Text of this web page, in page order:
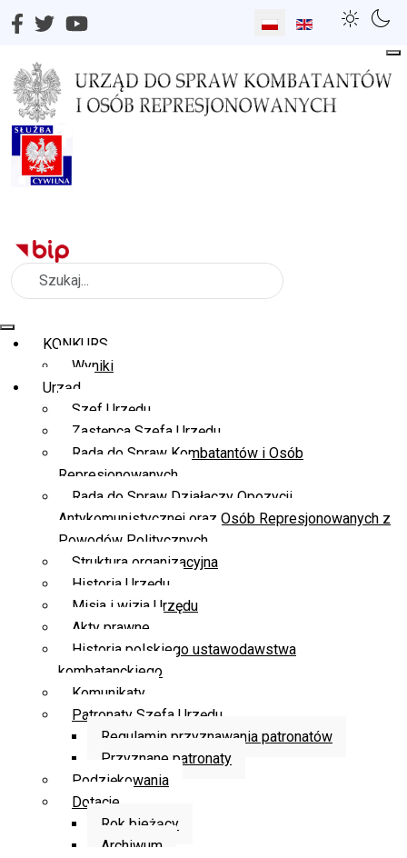
Wybierz swój język
Szukaj
KONKURS
Wyniki
Urząd
Szef Urzędu
Zastępca Szefa Urzędu
Rada do Spraw Kombatantów i Osób
Represjonowanych
Rada do Spraw Działaczy Opozycji
Antykomunistycznej oraz Osób Represjonowanych z
Powodów Politycznych
Struktura organizacyjna
Historia Urzędu
Misja i wizja Urzędu
Akty prawne
Historia polskiego ustawodawstwa
kombatanckiego
Komunikaty
Patronaty Szefa Urzędu
Regulamin przyznawania patronatów
Przyznane patronaty
Podziękowania
Dotacje
Rok bieżący
Archiwum